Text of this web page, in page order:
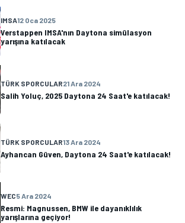
IMSA12 Oca 2025
Verstappen IMSA'nın Daytona simülasyon
yarışına katılacak
TÜRK SPORCULAR21 Ara 2024
Salih Yoluç, 2025 Daytona 24 Saat'e katılacak!
TÜRK SPORCULAR13 Ara 2024
Ayhancan Güven, Daytona 24 Saat'e katılacak!
WEC5 Ara 2024
Resmi: Magnussen, BMW ile dayanıklılık
yarışlarına geçiyor!